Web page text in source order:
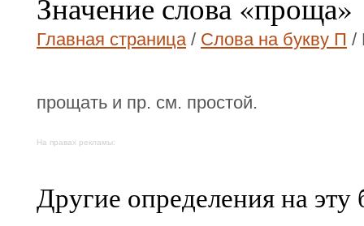
Главная страница/ Слова на букву П /
прощать и пр. см. простой.
На правах рекламы:
Другие определения на эту